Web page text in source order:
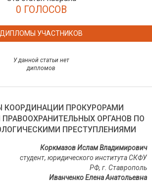
0 ГОЛОСОВ
ДИПЛОМЫ УЧАСТНИКОВ
У данной статьи нет
дипломов
КООРДИНАЦИИ ПРОКУРОРАМИ
ОРГАНОВ ПО
ПРЕСТУПЛЕНИЯМИ
Коркмазов Ислам Владимирович
студент, юридического института СКФУ
РФ, г. Ставрополь
Иванченко Елена Анатольевна